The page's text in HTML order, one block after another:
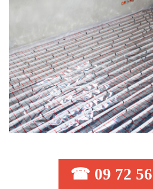
☎ 09 72 56